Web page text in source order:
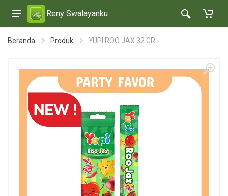
Reny Swalayanku
Beranda Produk YUPI ROO JAX 32 GR